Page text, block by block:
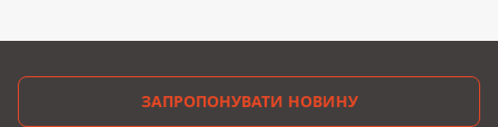
ЗАПРОПОНУВАТИ НОВИНУ